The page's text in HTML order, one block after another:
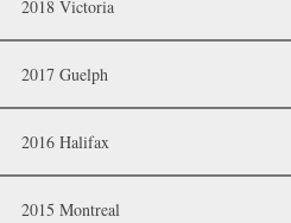
2018 Victoria
2017 Guelph
2016 Halifax
2015 Montreal